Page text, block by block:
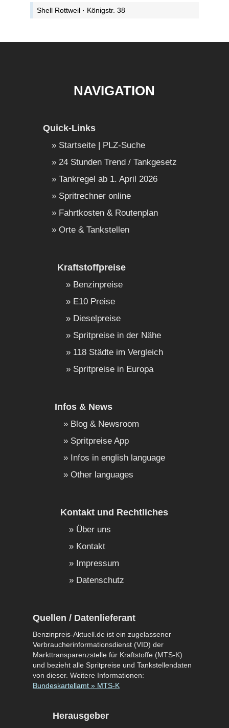
Shell Rottweil · Königstr. 38
NAVIGATION
Quick-Links
Startseite | PLZ-Suche
24 Stunden Trend / Tankgesetz
Tankregel ab 1. April 2026
Spritrechner online
Fahrtkosten & Routenplan
Orte & Tankstellen
Kraftstoffpreise
Benzinpreise
E10 Preise
Dieselpreise
Spritpreise in der Nähe
118 Städte im Vergleich
Spritpreise in Europa
Infos & News
Blog & Newsroom
Spritpreise App
Infos in english language
Other languages
Kontakt und Rechtliches
Über uns
Kontakt
Impressum
Datenschutz
Quellen / Datenlieferant
Benzinpreis-Aktuell.de ist ein zugelassener
Verbraucherinformationsdienst (VID) der
Markttransparenzstelle für Kraftstoffe (MTS-K)
und bezieht alle Spritpreise und Tankstellendaten
von dieser. Weitere Informationen:
Bundeskartellamt » MTS-K
Herausgeber